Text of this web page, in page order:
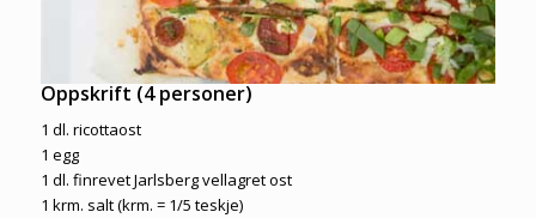
Oppskrift (4 personer)
1 dl. ricottaost
1 egg
1 dl. finrevet Jarlsberg vellagret ost
1 krm. salt (krm. = 1/5 teskje)